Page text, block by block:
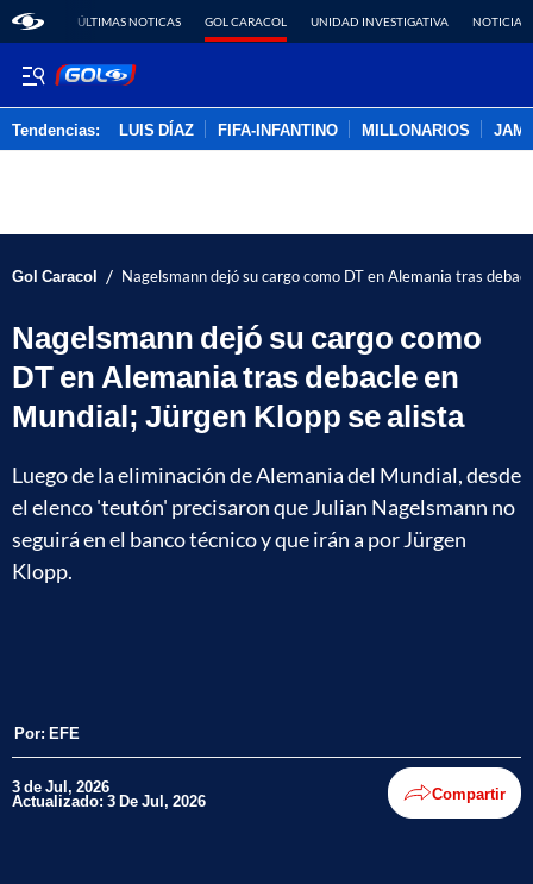
ÚLTIMAS NOTICAS GOL CARACOL UNIDAD INVESTIGATIVA NOTICIAS
Tendencias: LUIS DÍAZ FIFA-INFANTINO MILLONARIOS
Gol Caracol / Nagelsmann dejó su cargo como DT en Alemania tras
Nagelsmann dejó su cargo como
DT en Alemania tras debacle en
Mundial; Jürgen Klopp se alista
Luego de la eliminación de Alemania del Mundial, desde
el elenco 'teutón' precisaron que Julian Nagelsmann no
seguirá en el banco técnico y que irán a por Jürgen
Klopp.
Por: EFE
3 de Jul, 2026
Actualizado: 3 De Jul, 2026 Compartir